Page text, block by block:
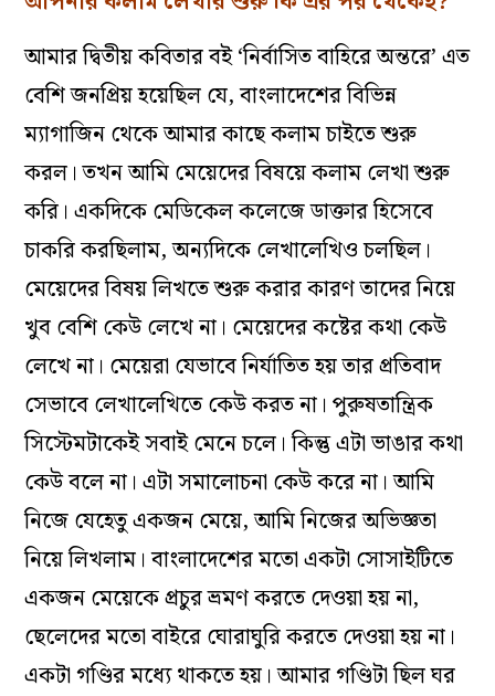
আমারদ্বিতীয়কবিতারবই‘নির্বাসিতবাহিরেঅন্তরে’এত
বেশিজনপ্রিয়হয়েছিলযে, বাংলাদেশেরবিভিন্ন
ম্যাগাজিনথেকেআমারকাছেকলামচাইতেশুরু
করল।তখনআমিমেয়েদেরবিষয়েকলামলেখাশুরু
করি।একদিকেমেডিকেলকলেজেডাক্তারহিসেবে
চাকরিকরছিলাম, অন্যদিকেলেখালেখিও চলছিল।
মেয়েদেরবিষয়লিখতেশুরুকরারকারণতাদেরনিয়ে
খুববেশিকেউলেখেনা। মেয়েদেরকষ্টেরকথাকেউ
লেখেনা। মেয়েরাযেভাবেনির্যাতিতহয়তারপ্রতিবাদ
সেভাবেলেখালেখিতেকেউকরতনা।পুরুষতান্ত্রিক
সিস্টেমটাকেইসবাইমেনেচলে।কিন্তুএটাভাঙারকথা
কেউবলেনা।এটাসমালোচনাকেউকরে না।আমি
নিজেযেহেতুএকজনমেয়ে,আমিনিজেরঅভিজ্ঞতা
নিয়েলিখলাম।বাংলাদেশেরমতোএকটাসোসাইটিতে
একজনমেয়েকেপ্রচুরভ্রমণকরতেদেওয়াহয়না,
ছেলেদেরমতোবাইরেঘোরাঘুরিকরতেদেওয়াহয়না।
একটাগণ্ডিরমধ্যেথাকতেহয়।আমারগণ্ডিটাছিলঘর